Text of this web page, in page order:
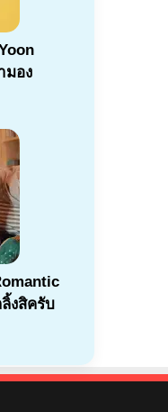
มอง
งสิครับ